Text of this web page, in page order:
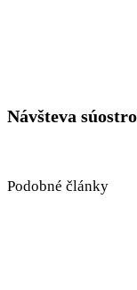
Návšteva
Podobné články